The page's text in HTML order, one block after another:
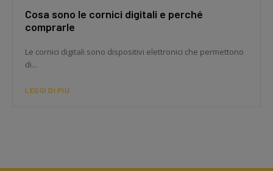
Cosa sono le cornici digitali e perché
comprarle
Le cornici digitali sono dispositivi elettronici che permettono
di...
LEGGI DI PIÙ